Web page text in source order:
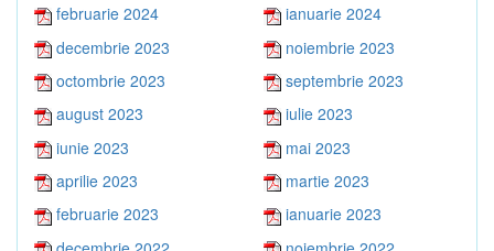
februarie 2024
ianuarie 2024
decembrie 2023
noiembrie 2023
octombrie 2023
septembrie 2023
august 2023
iulie 2023
iunie 2023
mai 2023
aprilie 2023
martie 2023
februarie 2023
ianuarie 2023